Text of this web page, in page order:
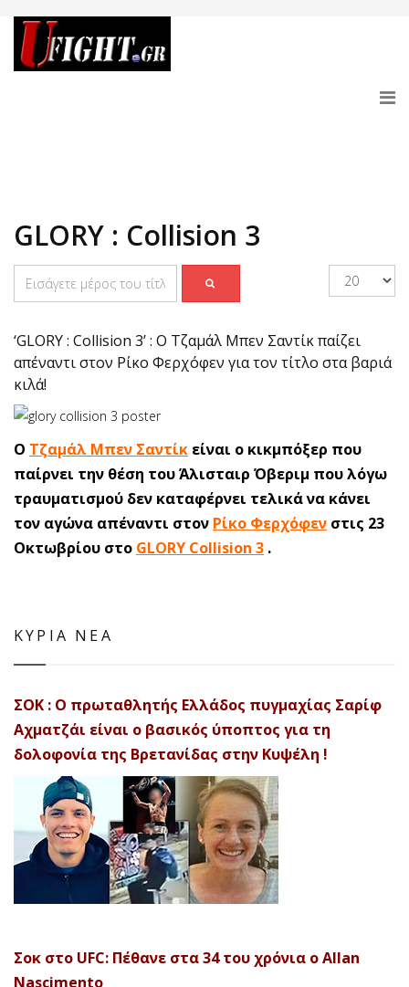
GLORY : Collision 3
‘GLORY : Collision 3’ : Ο Τζαμάλ Μπεν Σαντίκ παίζει
απέναντι στον Ρίκο Φερχόφεν για τον τίτλο στα βαριά
κιλά!
Ο Τζαμάλ Μπεν Σαντίκ είναι ο κικμπόξερ που
παίρνει την θέση του Άλισταιρ Όβεριμ που λόγω
τραυματισμού δεν καταφέρνει τελικά να κάνει
τον αγώνα απέναντι στον Ρίκο Φερχόφεν στις 23
Οκτωβρίου στο GLORY Collision 3 .
ΚΥΡΙΑ ΝΕΑ
ΣΟΚ : Ο πρωταθλητής Ελλάδος πυγμαχίας Σαρίφ
Αχματζάι είναι ο βασικός ύποπτος για τη
δολοφονία της Βρετανίδας στην Κυψέλη !
Σοκ στο UFC: Πέθανε στα 34 του χρόνια ο Allan
Nascimento